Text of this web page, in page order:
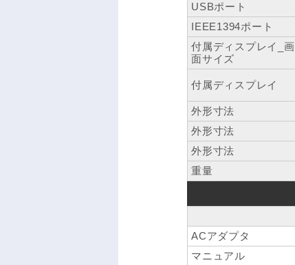
USBポート
IEEE1394ポート
付属ディスプレイ_画
面サイズ
付属ディスプレイ
外形寸法
外形寸法
外形寸法
重量
ACアダプタ
マニュアル